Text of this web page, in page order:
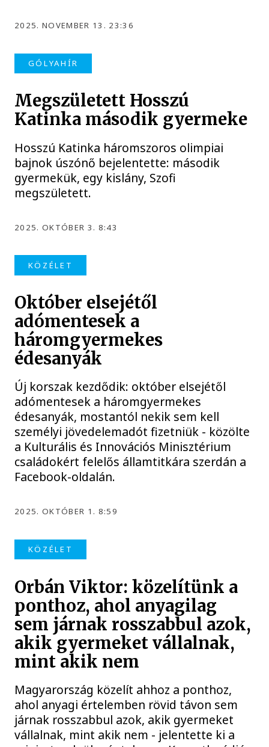
2025. NOVEMBER 13. 23:36
GÓLYAHÍR
Megszületett Hosszú
Katinka második gyermeke
Hosszú Katinka háromszoros olimpiai
bajnok úszónő bejelentette: második
gyermekük, egy kislány, Szofi
megszületett.
2025. OKTÓBER 3. 8:43
KÖZÉLET
Október elsejétől
adómentesek a
háromgyermekes
édesanyák
Új korszak kezdődik: október elsejétől
adómentesek a háromgyermekes
édesanyák, mostantól nekik sem kell
személyi jövedelemadót fizetniük - közölte
a Kulturális és Innovációs Minisztérium
családokért felelős államtitkára szerdán a
Facebook-oldalán.
2025. OKTÓBER 1. 8:59
KÖZÉLET
Orbán Viktor: közelítünk a
ponthoz, ahol anyagilag
sem járnak rosszabbul azok,
akik gyermeket vállalnak,
mint akik nem
Magyarország közelít ahhoz a ponthoz,
ahol anyagi értelemben rövid távon sem
járnak rosszabbul azok, akik gyermeket
vállalnak, mint akik nem - jelentette ki a